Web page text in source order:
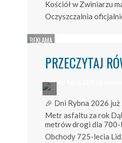
Kościół w Zwiniarzu
Oczyszczalnia
PRZECZYTAJ
🎉 Dni Rybna 2026 już
Metr asfaltu za rok
metrów drogi dla 700-
Obchody 725-lecia